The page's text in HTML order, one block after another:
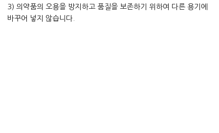
3) 의약품의 오용을 방지하고 품질을 보존하기 위하여 다른 용기에
바꾸어 넣지 않습니다.